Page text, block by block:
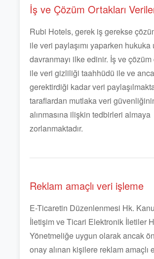
İş ve Çözüm Ortakları
Rubi Hotels, gerek iş gerekse
ile veri paylaşımı yaparken hukuka
davranmayı ilke edinir. İş ve çözüm
ile veri gizliliği taahhüdü ile ve
gerektirdiği kadar veri
taraflardan mutlaka veri
alınmasına ilişkin tedbirleri almaya
zorlanmaktadır.
Reklam amaçlı veri işleme
E-Ticaretin Düzenlenmesi Hk.
İletişim ve Ticari Elektronik İletiler
Yönetmeliğe uygun olarak ancak
onay alınan kişilere reklam amaçlı